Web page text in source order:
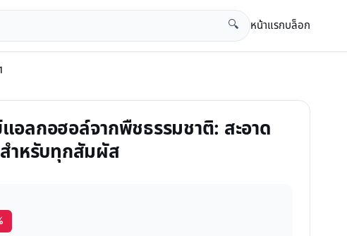
🔍 หน้าแรกบล็อก
อลกอฮอล์จากพืชธรรมชาติ: สะอาด
ำหรับทุกสัมผัส